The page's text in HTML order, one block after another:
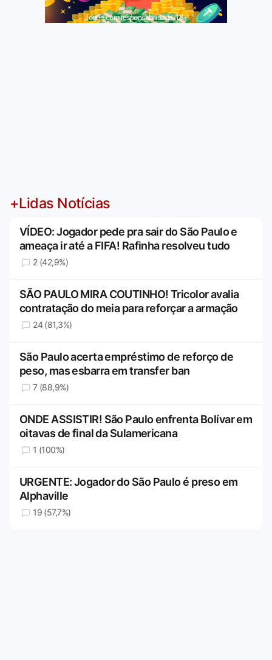
Jogue com responsabilidade. 18+
+Lidas Notícias
VÍDEO: Jogador pede pra sair do São Paulo e
ameaça ir até a FIFA! Rafinha resolveu tudo
2 (42,9%)
SÃO PAULO MIRA COUTINHO! Tricolor avalia
contratação do meia para reforçar a armação
24 (81,3%)
São Paulo acerta empréstimo de reforço de
peso, mas esbarra em transfer ban
7 (88,9%)
ONDE ASSISTIR! São Paulo enfrenta Bolívar em
oitavas de final da Sulamericana
1 (100%)
URGENTE: Jogador do São Paulo é preso em
Alphaville
19 (57,7%)